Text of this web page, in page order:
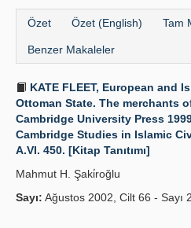
Özet Özet (English) Tam
Benzer Makaleler
KATE FLEET, European and
Ottoman State. The merchants
Cambridge University Press
Cambridge Studies in Islamic
A.VI. 450. [Kitap Tanıtımı]
Mahmut H. Şaki̇roğlu
Sayı: Ağustos 2002, Cilt 66 - Sayı